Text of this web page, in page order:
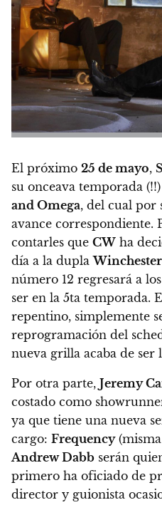
El próximo 25 de mayo,
su onceava temporada
and Omega, del cual por
avance correspondiente.
contarles que CW ha
día a la duplaWinchester
número 12 regresará a
ser en la 5ta temporada.
repentino, simplemente
reprogramación del
nueva grilla acaba de ser
Por otra parte, Jeremy
costado como
ya que tiene una nueva
cargo: Frequency(misma
Andrew Dabb serán
primero ha oficiado de
director y guionista